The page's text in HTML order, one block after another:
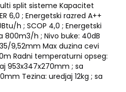
split sisteme Kapacitet
6,0 ; Energetski razred A++
h ; SCOP 4,0 ; Energetski
800m3/h ; Nivo buke: 40dB
9,52mm Max duzina cevi
Radni temperaturni opseg:
953x347x270mm ; sa
Tezina: uredjaj 12kg ; sa